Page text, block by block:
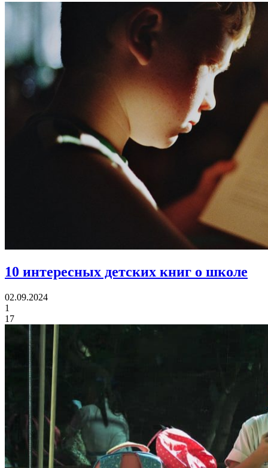
10 интересных детских книг о школе
02.09.2024
1
17